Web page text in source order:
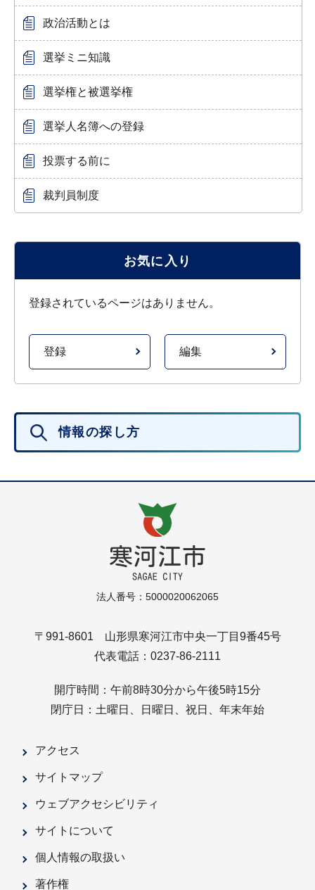
政治活動とは
選挙ミニ知識
選挙権と被選挙権
選挙人名簿への登録
投票する前に
裁判員制度
お気に入り
登録されているページはありません。
登録 編集
情報の探し方
法人番号：5000020062065
〒991-8601 山形県寒河江市中央一丁目9番45号
代表電話：0237-86-2111
開庁時間：午前8時30分から午後5時15分
閉庁日：土曜日、日曜日、祝日、年末年始
アクセス
サイトマップ
ウェブアクセシビリティ
サイトについて
個人情報の取扱い
著作権